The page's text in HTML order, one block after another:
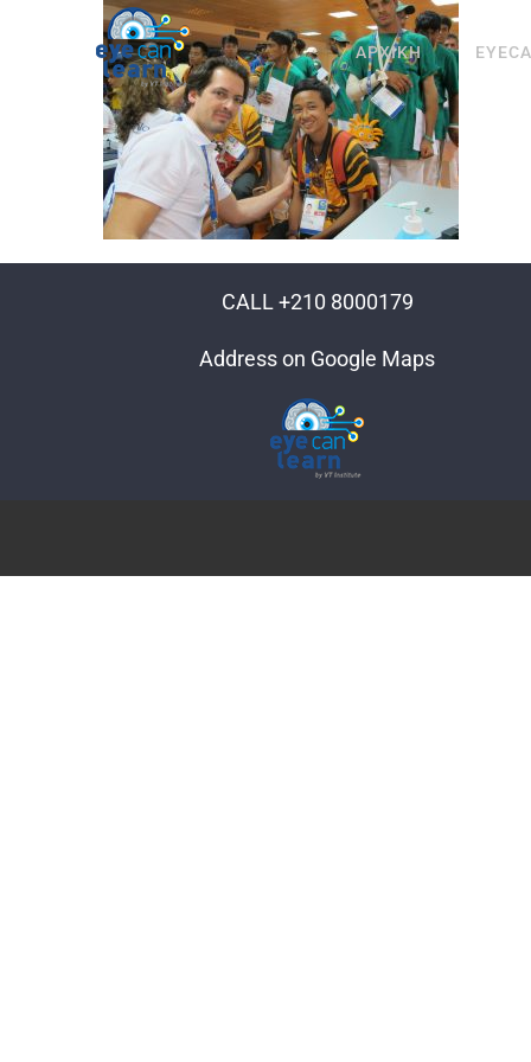
περιεχόμενο
ΑΡΧΙΚΗ
CALL +210 8000179
Address on Google Maps